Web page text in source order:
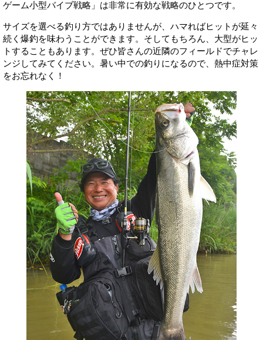
ゲーム小型バイブ戦略」は非常に有効な戦略のひとつです。
サイズを選べる釣り方ではありませんが、ハマればヒットが延々
続く爆釣を味わうことができます。そしてもちろん、大型がヒッ
トすることもあります。ぜひ皆さんの近隣のフィールドでチャレ
ンジしてみてください。暑い中での釣りになるので、熱中症対策
をお忘れなく！